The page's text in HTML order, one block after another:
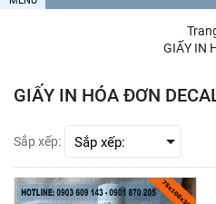
GIẤY IN
GIẤY IN HÓA ĐƠN
Sắp xếp: